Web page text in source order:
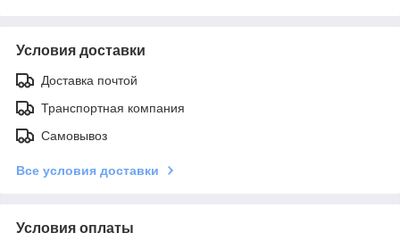
Условия доставки
Доставка почтой
Транспортная компания
Самовывоз
Все условия доставки
Условия оплаты